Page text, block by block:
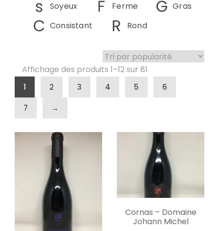
Soyeux
Ferme
Gras
Consistant
Rond
Affichage des produits 1–12 sur 81
1 2 3 4 5 6
7 →
Cornas – Domaine
Johann Michel